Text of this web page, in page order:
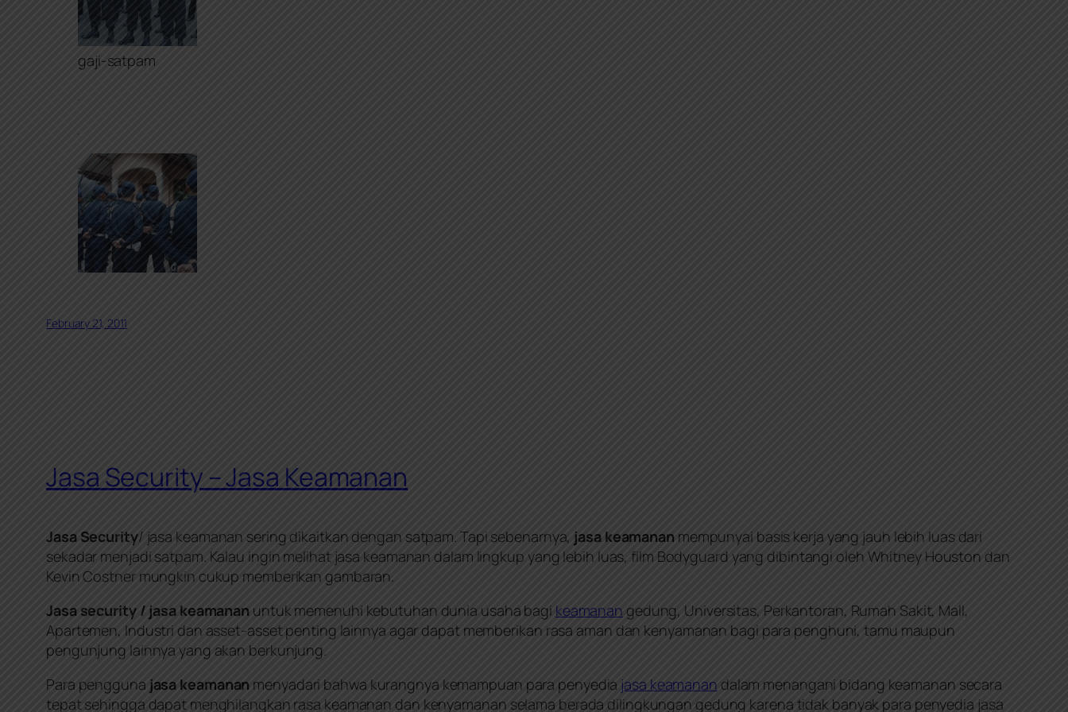
gaji-satpam
February 21, 2011
Jasa Security – Jasa Keamanan
Jasa Security/ jasa keamanan sering dikaitkan dengan satpam. Tapi sebenarnya, jasa keamanan mempunyai basis kerja yang jauh lebih luas dari
sekadar menjadi satpam. Kalau ingin melihat jasa keamanan dalam lingkup yang lebih luas, film Bodyguard yang dibintangi oleh Whitney Houston dan
Kevin Costner mungkin cukup memberikan gambaran.
Jasa security / jasa keamanan untuk memenuhi kebutuhan dunia usaha bagi keamanan gedung, Universitas, Perkantoran, Rumah Sakit, Mall,
Apartemen, Industri dan asset-asset penting lainnya agar dapat memberikan rasa aman dan kenyamanan bagi para penghuni, tamu maupun
pengunjung lainnya yang akan berkunjung.
Para pengguna jasa keamanan menyadari bahwa kurangnya kemampuan para penyedia jasa keamanan dalam menangani bidang keamanan secara
tepat sehingga dapat menghilangkan rasa keamanan dan kenyamanan selama berada dilingkungan gedung karena tidak banyak para penyedia jasa